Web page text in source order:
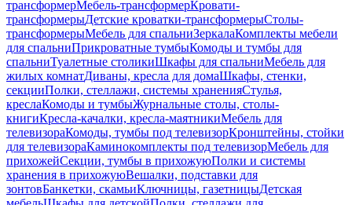
трансформерМебель-трансформерКровати-
трансформерыДетские кроватки-трансформерыСтолы-
трансформерыМебель для спальниЗеркалаКомплекты мебели
для спальниПрикроватные тумбыКомоды и тумбы для
спальниТуалетные столикиШкафы для спальниМебель для
жилых комнатДиваны, кресла для домаШкафы, стенки,
секцииПолки, стеллажи, системы храненияСтулья,
креслаКомоды и тумбыЖурнальные столы, столы-
книгиКресла-качалки, кресла-маятникиМебель для
телевизораКомоды, тумбы под телевизорКронштейны, стойки
для телевизораКаминокомплекты под телевизорМебель для
прихожейСекции, тумбы в прихожуюПолки и системы
хранения в прихожуюВешалки, подставки для
зонтовБанкетки, скамьиКлючницы, газетницыДетская